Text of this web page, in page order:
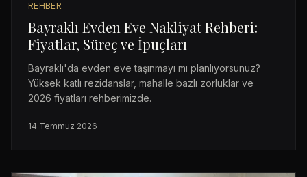
REHBER
Bayraklı Evden Eve Nakliyat Rehberi:
Fiyatlar, Süreç ve İpuçları
Bayraklı'da evden eve taşınmayı mı planlıyorsunuz?
Yüksek katlı rezidanslar, mahalle bazlı zorluklar ve
2026 fiyatları rehberimizde.
14 Temmuz 2026